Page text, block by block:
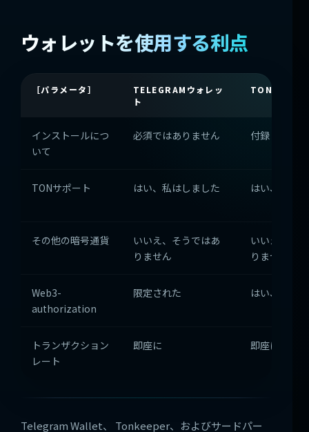
ウォレットを使用する利点
［パラメータ］
TELEGRAMウォレッ
ト
インストールにつ
いて
必須ではありません 付録（付録）
TONサポート はい、私はしました はい、私は
その他の暗号通貨
いいえ、そうではあ
りません
いいえ、そ
りません
Web3-
authorization
限定された はい、私は
トランザクション
レート
即座に 即座に
Telegram Wallet、 Tonkeeper、およびサードパー